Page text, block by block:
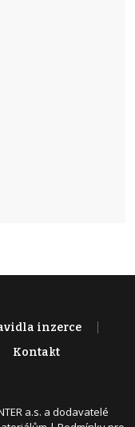
inzerce
Kontakt
a.s. a dodavatelé